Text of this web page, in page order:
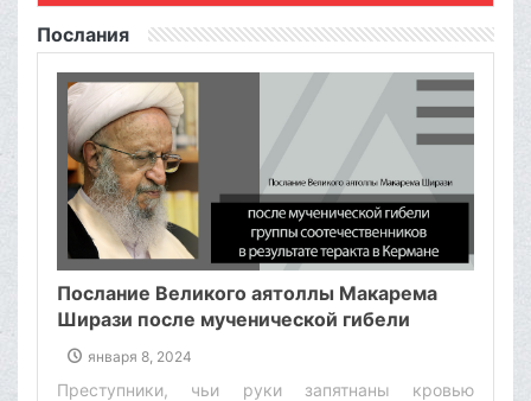
Послания
Послание Великого аятоллы Макарема
Ширази после мученической гибели
группы соотечественников в результате
теракта в Кермане
января 8, 2024
Преступники, чьи руки запятнаны кровью